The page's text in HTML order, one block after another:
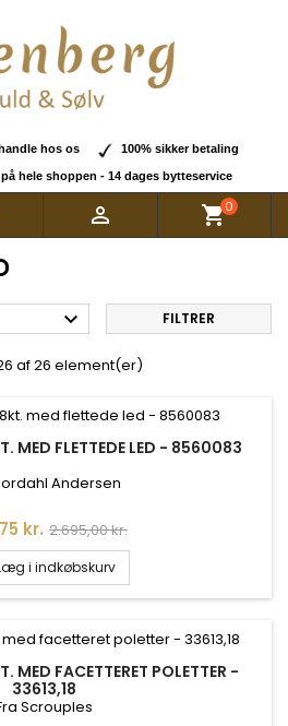
hos os 100% sikker betaling
hele shoppen - 14 dages bytteservice
 shopping_cart0
 FILTRER
af 26 element(er)
MED FLETTEDE LED - 8560083
Andersen
kr. Normalpris
2.695,00 kr.
i indkøbskurv
MED FACETTERET POLETTER -
33613,18
Scrouples